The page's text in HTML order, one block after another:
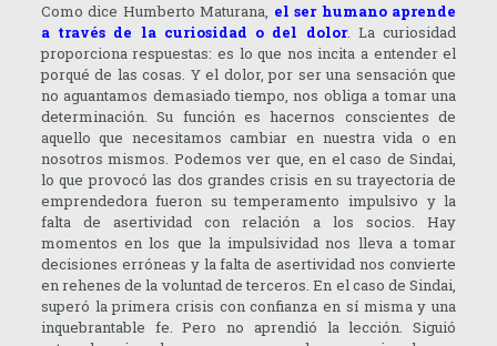
Como dice Humberto Maturana, el ser humano aprende
a través de la curiosidad o del dolor. La curiosidad
proporciona respuestas: es lo que nos incita a entender el
porqué de las cosas. Y el dolor, por ser una sensación que
no aguantamos demasiado tiempo, nos obliga a tomar una
determinación. Su función es hacernos conscientes de
aquello que necesitamos cambiar en nuestra vida o en
nosotros mismos. Podemos ver que, en el caso de Sindai,
lo que provocó las dos grandes crisis en su trayectoria de
emprendedora fueron su temperamento impulsivo y la
falta de asertividad con relación a los socios. Hay
momentos en los que la impulsividad nos lleva a tomar
decisiones erróneas y la falta de asertividad nos convierte
en rehenes de la voluntad de terceros. En el caso de Sindai,
superó la primera crisis con confianza en sí misma y una
inquebrantable fe. Pero no aprendió la lección. Siguió